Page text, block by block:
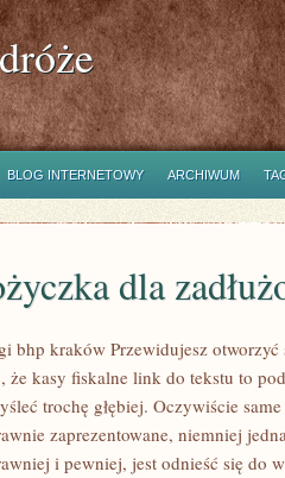
BLOG INTERNETOWY ARCHIWUM
dla
bhp kraków Przewidujesz
że kasy fiskalne link do tekstu to
trochę głębiej. Oczywiście
zaprezentowane, niemniej
i pewniej, jest odnieść się do